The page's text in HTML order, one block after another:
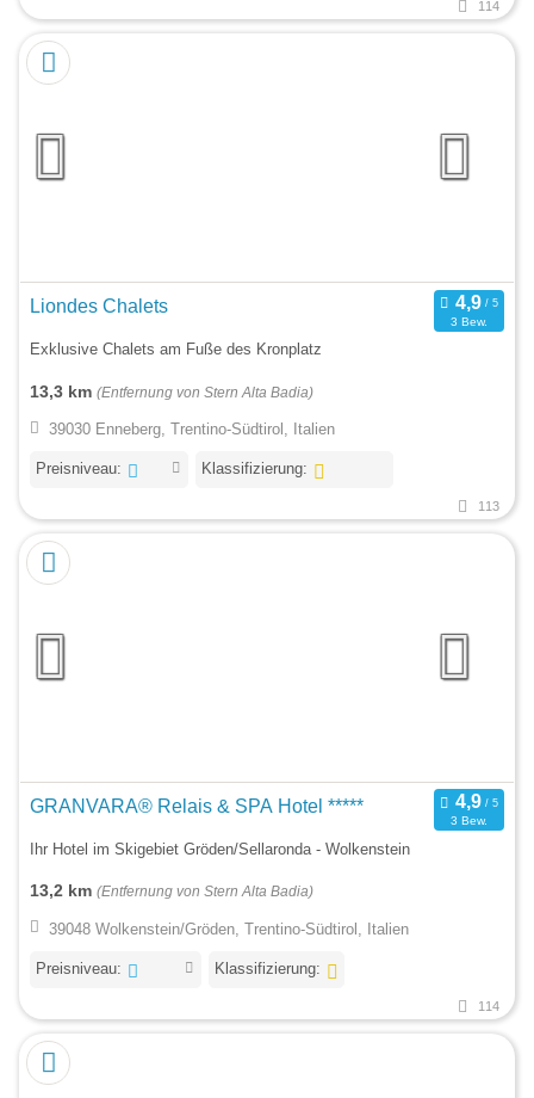
114
Liondes Chalets
3 Bew.
Exklusive Chalets am Fuße des Kronplatz
13,3 km (Entfernung von Stern Alta Badia)
39030 Enneberg, Trentino-Südtirol, Italien
Preisniveau: Klassifizierung:
113
GRANVARA® Relais & SPA Hotel *****
3 Bew.
Ihr Hotel im Skigebiet Gröden/Sellaronda - Wolkenstein
13,2 km (Entfernung von Stern Alta Badia)
39048 Wolkenstein/Gröden, Trentino-Südtirol, Italien
Preisniveau: Klassifizierung:
114